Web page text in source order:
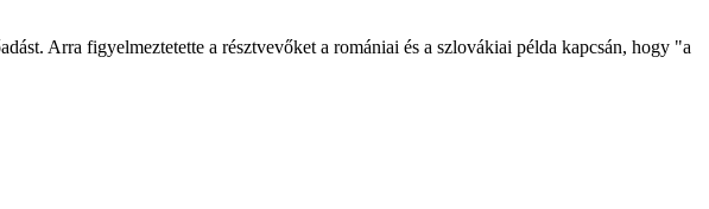
Arra figyelmeztetette a résztvevőket a romániai és a szlovákiai példa kapcsán, hogy "a